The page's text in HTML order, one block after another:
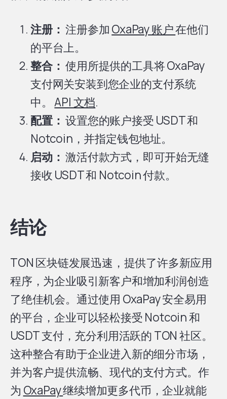
注册： 注册参加OxaPay 账户在他们
的平台上。
整合： 使用所提供的工具将 OxaPay
支付网关安装到您企业的支付系统
中。API 文档.
配置： 设置您的账户接受 USDT 和
Notcoin，并指定钱包地址。
启动： 激活付款方式，即可开始无缝
接收 USDT 和 Notcoin 付款。
结论
TON 区块链发展迅速，提供了许多新应用
程序，为企业吸引新客户和增加利润创造
了绝佳机会。通过使用 OxaPay 安全易用
的平台，企业可以轻松接受 Notcoin 和
USDT 支付，充分利用活跃的 TON 社区。
这种整合有助于企业进入新的细分市场，
并为客户提供流畅、现代的支付方式。作
为 OxaPay继续增加更多代币，企业就能